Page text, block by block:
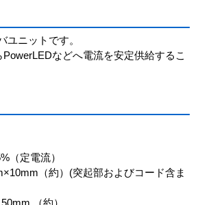
ユニットです。
などへ電流を安定供給するこ
（定電流）
（約）(突起部およびコード含ま
（約）